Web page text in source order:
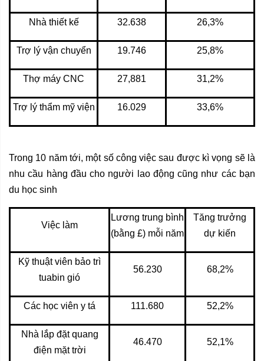
Nhà thiết kế 32.638 26,3%
Trợ lý vận chuyển 19.746 25,8%
Thợ máy CNC 27,881 31,2%
Trợ lý thẩm mỹ viện 16.029 33,6%
Trong 10 năm tới, một số công việc sau được kì vọng sẽ là
nhu cầu hàng đầu cho người lao động cũng như các bạn
du học sinh
Việc làm
Lương trung bình
(bằng £) mỗi năm
Tăng trưởng
dự kiến
Kỹ thuật viên bảo trì
tuabin gió
56.230 68,2%
Các học viên y tá 111.680 52,2%
Nhà lắp đặt quang
điện mặt trời
46.470 52,1%